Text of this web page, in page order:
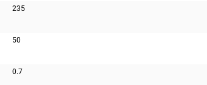
235
50
0.7